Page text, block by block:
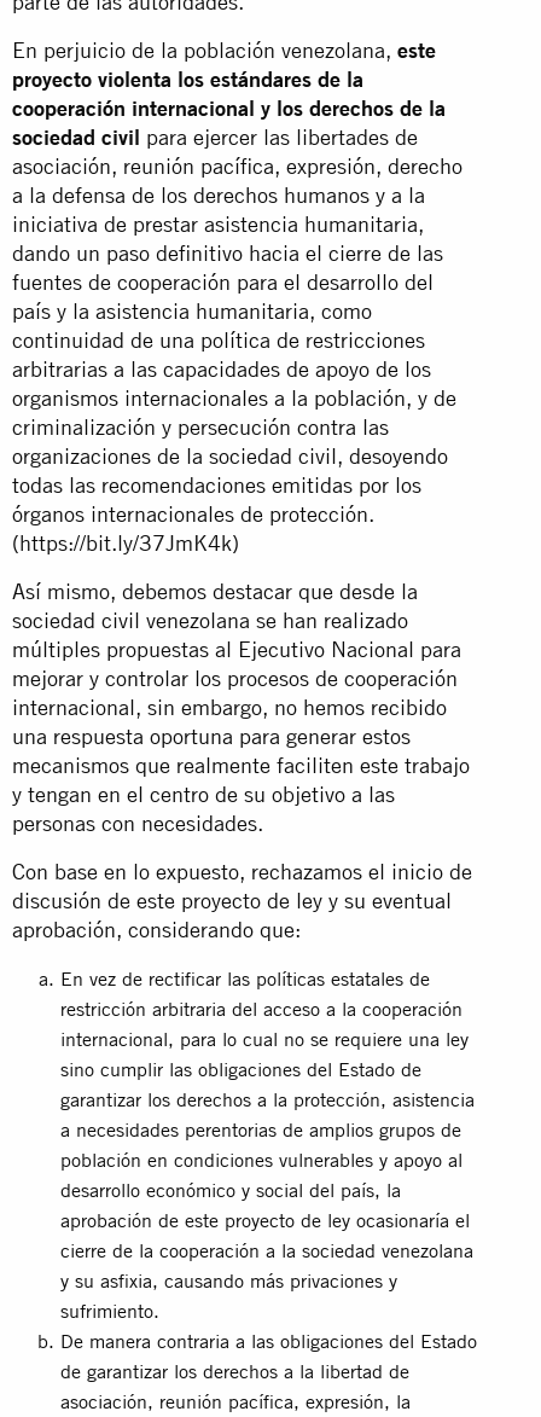
En perjuicio de la población venezolana, este
proyecto violenta los estándares de la
cooperación internacional y los derechos de la
sociedad civil para ejercer las libertades de
asociación, reunión pacífica, expresión, derecho
a la defensa de los derechos humanos y a la
iniciativa de prestar asistencia humanitaria,
dando un paso definitivo hacia el cierre de las
fuentes de cooperación para el desarrollo del
país y la asistencia humanitaria, como
continuidad de una política de restricciones
arbitrarias a las capacidades de apoyo de los
organismos internacionales a la población, y de
criminalización y persecución contra las
organizaciones de la sociedad civil, desoyendo
todas las recomendaciones emitidas por los
órganos internacionales de protección.
(https://bit.ly/37JmK4k)
Así mismo, debemos destacar que desde la
sociedad civil venezolana se han realizado
múltiples propuestas al Ejecutivo Nacional para
mejorar y controlar los procesos de cooperación
internacional, sin embargo, no hemos recibido
una respuesta oportuna para generar estos
mecanismos que realmente faciliten este trabajo
y tengan en el centro de su objetivo a las
personas con necesidades.
Con base en lo expuesto, rechazamos el inicio de
discusión de este proyecto de ley y su eventual
aprobación, considerando que:
En vez de rectificar las políticas estatales de
restricción arbitraria del acceso a la cooperación
internacional, para lo cual no se requiere una ley
sino cumplir las obligaciones del Estado de
garantizar los derechos a la protección, asistencia
a necesidades perentorias de amplios grupos de
población en condiciones vulnerables y apoyo al
desarrollo económico y social del país, la
aprobación de este proyecto de ley ocasionaría el
cierre de la cooperación a la sociedad venezolana
y su asfixia, causando más privaciones y
sufrimiento.
De manera contraria a las obligaciones del Estado
de garantizar los derechos a la libertad de
asociación, reunión pacífica, expresión, la